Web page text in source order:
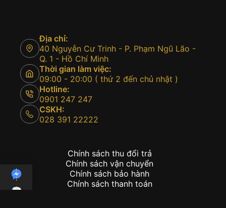
Địa chỉ:
40 Nguyễn Cư Trinh - P. Phạm Ngũ Lão -
Q. 1 - Hồ Chí Minh
Thời gian làm việc:
09:00 - 20:00 ( thứ 2 đến chủ nhật )
Hotline:
0901 247 247
CSKH:
028 391 22222
Chính sách thu đổi trả
Chính sách vận chuyển
Chính sách bảo hành
Chính sách thanh toán